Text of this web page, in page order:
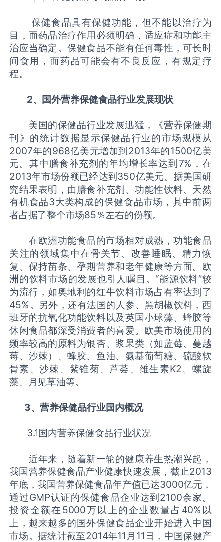
保健食品具有保健功能，但不能以治疗为
目，而药品治疗作用必须明确，适应症和功能主
治应当确定。保健食品不能有任何毒性，可长时
间食用，而药品可能会有不良反应，有规定疗
程。
2、国外营养保健食品行业发展现状
美国的保健品行业发展迅猛，《营养保健期
刊》的统计数据显示保健品行业的市场规模从
2007年的968亿美元增加到2013年的1500亿美
元。其中膳食补充剂的年均增长率达到7%，在
2013年市场份额已经达到350亿美元。据美国研
究结果表明，由膳食补充剂、功能性饮料、天然
有机食品3大类构成的保健食品市场，其中前两
者占据了整个市场85％左右的份额。
在欧洲功能食品的市场相对成熟，功能食品
关注的领域集中在骨关节、改善睡眠、精力恢
复、保持苗条、孕期营养和老年健康等方面。欧
洲的饮料市场的发展也引人瞩目。“能源饮料”较
为流行，如奥地利的红牛饮料市场占有率达到了
45%。另外，还有法国的人参、黑胡椒饮料，西
班牙的抗氧化功能饮料以及英国小球藻、蜂胶等
休闲食品都深受消费者的喜爱。欧美市场使用的
频率较高的原料为银杏、浆果类（如蓝莓、蔓越
莓、沙棘）、蜂胶、鱼油、氨基葡萄糖、硫酸软
骨素、沙棘、紫锥菊、芦荟、维生素K2、螺旋
藻、月见草油等。
3、营养保健品行业国内概况
3.1国内营养保健食品行业状况
近年来，随着新一轮的健康养生热潮兴起，
我国营养保健食品产业健康快速发展，截止2013
年底，我国营养保健食品年产值已达3000亿元，
通过GMP认证的保健食品企业达到2100余家。
投资金额在5000万以上的企业数量占40%以
上，越来越多的国外保健食品企业开始进入中国
市场。据统计截至2014年11月11日，中国保健产